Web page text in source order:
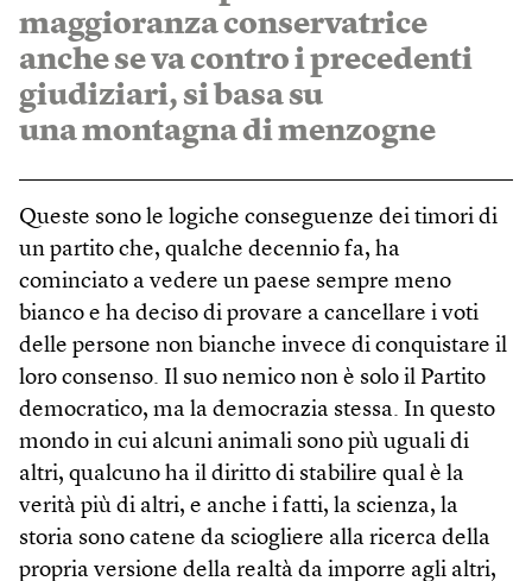
maggioranza conservatrice
anche se va contro i precedenti
giudiziari, si basa su
una montagna di menzogne
Queste sono le logiche conseguenze dei timori di
un partito che, qualche decennio fa, ha
cominciato a vedere un paese sempre meno
bianco e ha deciso di provare a cancellare i voti
delle persone non bianche invece di conquistare il
loro consenso. Il suo nemico non è solo il Partito
democratico, ma la democrazia stessa. In questo
mondo in cui alcuni animali sono più uguali di
altri, qualcuno ha il diritto di stabilire qual è la
verità più di altri, e anche i fatti, la scienza, la
storia sono catene da sciogliere alla ricerca della
propria versione della realtà da imporre agli altri,